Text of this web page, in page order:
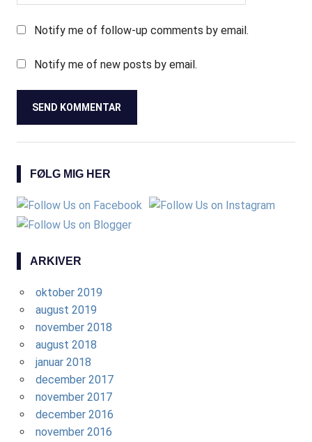
Notify me of follow-up comments by email.
Notify me of new posts by email.
FØLG MIG HER
ARKIVER
oktober 2019
august 2019
november 2018
august 2018
januar 2018
december 2017
november 2017
december 2016
november 2016